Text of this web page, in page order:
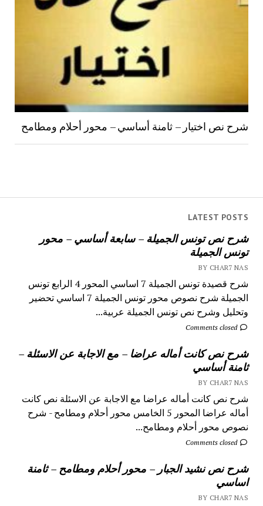
LATEST POSTS
شرح نص تونس الجميلة – سابعة أساسي – محور
تونس الجميلة
BY CHAR7 NAS
شرح قصيدة تونس الجميلة 7 اساسي المحور 4 الرابع تونس
الجميلة شرح نصوص محور تونس الجميلة 7 اساسي تحضير
وتحليل وشرح نص تونس الجميلة عربية...
Comments closed
شرح نص كانت أماله عراضا – مع الاجابة عن الاسئلة –
ثامنة أساسي
BY CHAR7 NAS
شرح نص كانت أماله عراضا مع الاجابة عن الاسئلة نص كانت
أماله عراضا المحور 5 الخامس محور أحلام ومطامح - شرح
نصوص محور أحلام ومطامح...
Comments closed
شرح نص نشيد الجبار – محور أحلام ومطامح – ثامنة
اساسي
BY CHAR7 NAS
شرح نص اختيار – ثامنة أساسي – محور أحلام ومطامح